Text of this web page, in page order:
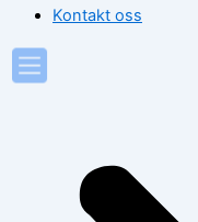
Kontakt oss